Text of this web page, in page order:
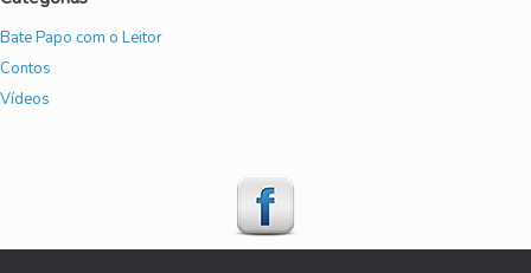
Bate Papo com o Leitor
Contos
Vídeos